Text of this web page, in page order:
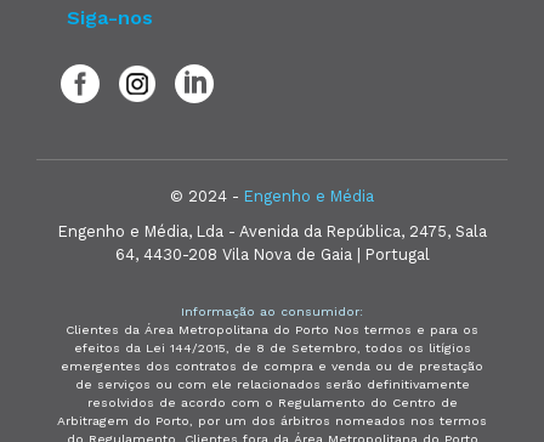
Siga-nos
© 2024 - Engenho e Média
Engenho e Média, Lda - Avenida da República, 2475, Sala
64, 4430-208 Vila Nova de Gaia | Portugal
Informação ao consumidor:
Clientes da Área Metropolitana do Porto Nos termos e para os
efeitos da Lei 144/2015, de 8 de Setembro, todos os litígios
emergentes dos contratos de compra e venda ou de prestação
de serviços ou com ele relacionados serão definitivamente
resolvidos de acordo com o Regulamento do Centro de
Arbitragem do Porto, por um dos árbitros nomeados nos termos